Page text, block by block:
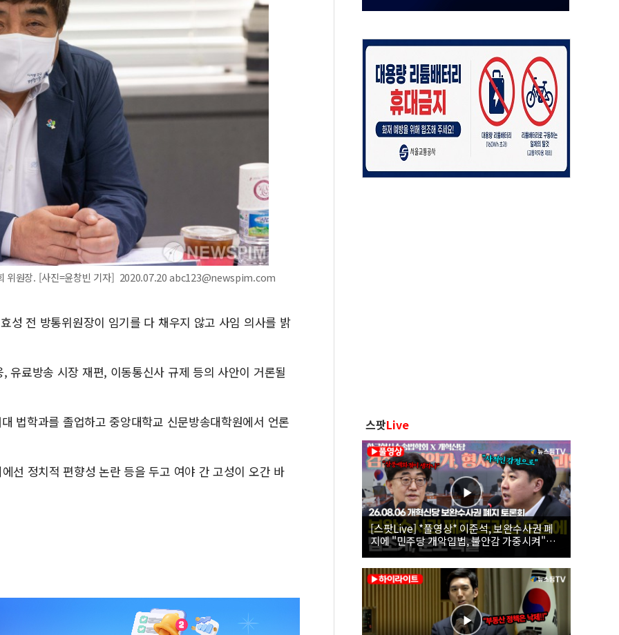
위원장. [사진=윤창빈 기자] 2020.07.20 abc123@newspim.com
성 전 방통위원장이 임기를 다 채우지 않고 사임 의사를 밝
유료방송 시장 재편, 이동통신사 규제 등의 사안이 거론될
법학과를 졸업하고 중앙대학교 신문방송대학원에서 언론
선 정치적 편향성 논란 등을 두고 여야 간 고성이 오간 바
스팟Live
[스팟Live] *풀영상* 이준석, 보완수사권 폐
지에 "민주당 개악입법, 불안감 가중시켜"｜
26.08.06 개혁신당 보완수사권 폐지 토론회